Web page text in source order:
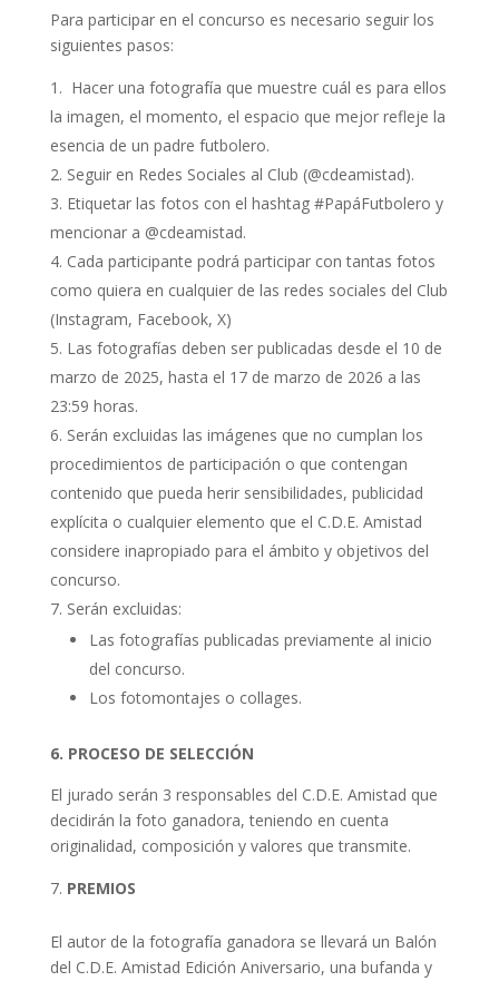
Para participar en el concurso es necesario seguir los
siguientes pasos:
Hacer una fotografía que muestre cuál es para ellos
la imagen, el momento, el espacio que mejor refleje la
esencia de un padre futbolero.
Seguir en Redes Sociales al Club (@cdeamistad).
Etiquetar las fotos con el hashtag #PapáFutbolero y
mencionar a @cdeamistad.
Cada participante podrá participar con tantas fotos
como quiera en cualquier de las redes sociales del Club
(Instagram, Facebook, X)
Las fotografías deben ser publicadas desde el 10 de
marzo de 2025, hasta el 17 de marzo de 2026 a las
23:59 horas.
Serán excluidas las imágenes que no cumplan los
procedimientos de participación o que contengan
contenido que pueda herir sensibilidades, publicidad
explícita o cualquier elemento que el C.D.E. Amistad
considere inapropiado para el ámbito y objetivos del
concurso.
Serán excluidas:
Las fotografías publicadas previamente al inicio
del concurso.
Los fotomontajes o collages.
6. PROCESO DE SELECCIÓN
El jurado serán 3 responsables del C.D.E. Amistad que
decidirán la foto ganadora, teniendo en cuenta
originalidad, composición y valores que transmite.
PREMIOS
El autor de la fotografía ganadora se llevará un Balón
del C.D.E. Amistad Edición Aniversario, una bufanda y